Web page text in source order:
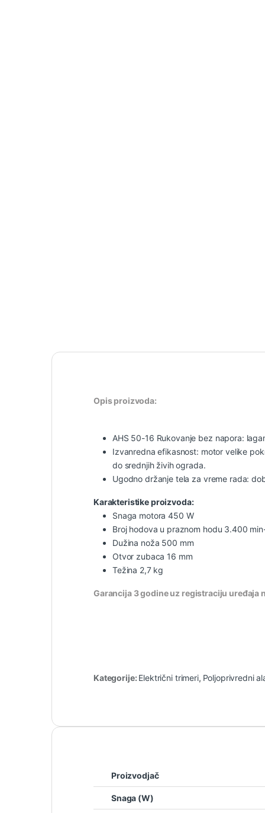
Opis proizvoda:
AHS 50-16 Rukovanje bez napora:
Izvanredna efikasnost: motor velike
do srednjih živih ograda.
Ugodno držanje tela za vreme rada:
Karakteristike proizvoda:
Snaga motora 450 W
Broj hodova u praznom hodu 3.400
Dužina noža 500 mm
Otvor zubaca 16 mm
Težina 2,7 kg
Garancija 3 godine uz registraciju uređaja
Kategorije: Električni trimeri, Poljoprivredni
Proizvodjač
Snaga (W)